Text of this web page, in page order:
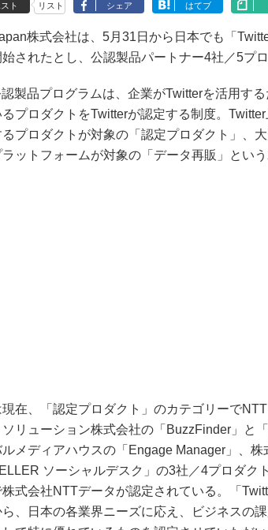
ト リスト シェア はてブ
株式会社は、5月31日から日本でも「
されたとし、公認製品パートナー4社／5プ
製品プログラムは、企業がTwitterを活用す
プロダクトをTwitterが認定する制度。
るプロダクトが対象の「認定プロダクト」、
ットフォームが対象の「データ再販」とい
在、「認定プロダクト」のカテゴリーで
リューション株式会社の「BuzzFinder」と
メディアハウスの「Engage Manager」、
ソーシャルデスク」の3社／4プロダク
式会社NTTデータが認定されている。「
、日本の各業界ニーズに応え、ビジネスの